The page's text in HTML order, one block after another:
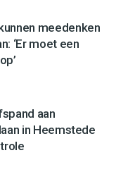
meedenken
‘Er moet een
aan
in Heemstede